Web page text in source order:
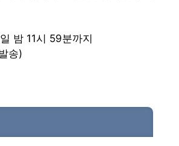
밤 11시 59분까지
송)